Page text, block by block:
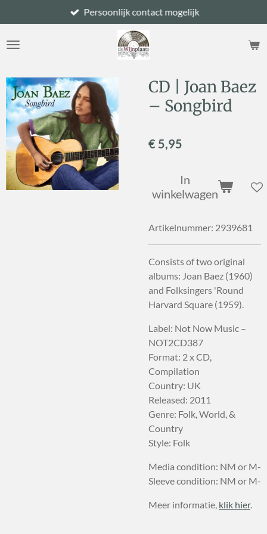
direct
naar
Persoonlijk contact mogelijk
CD | Joan Baez
– Songbird
€ 5,95
In
winkelwagen
Artikelnummer: 2939681
Consists of two original
albums: Joan Baez (1960)
and Folksingers 'Round
Harvard Square (1959).
Label: Not Now Music –
NOT2CD387
Format: 2 x CD,
Compilation
Country: UK
Released: 2011
Genre: Folk, World, &
Country
Style: Folk
Media condition: NM or M-
Sleeve condition: NM or M-
Meer informatie, klik hier.